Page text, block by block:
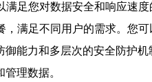
足您对数据安全和响应速度
满足不同用户的需求。您可
能力和多层次的安全防护
理数据。